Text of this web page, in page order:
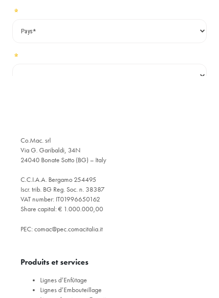
Co.Mac. srl
Via G. Garibaldi, 34N
24040 Bonate Sotto (BG) – Italy
C.C.I.A.A. Bergamo 254495
Iscr. trib. BG Reg. Soc. n. 38387
VAT number: IT01996650162
Share capital: € 1.000.000,00
PEC: comac@pec.comacitalia.it
Produits et services
Lignes d’Enfûtage
Lignes d’Embouteillage